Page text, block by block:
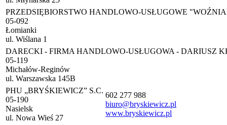
PRZEDSIĘBIORSTWO HANDLOWO-USŁUGOWE
05-092
Łomianki
ul. Wiślana 1
DARECKI - FIRMA HANDLOWO-USŁUGOWA - DARIUSZ
05-119
Michałów-Reginów
ul. Warszawska 145B
PHU „BRYŚKIEWICZ” S.C.
05-190
Nasielsk
ul. Nowa Wieś 27
602 277 988
biuro@bryskiewicz.pl
www.bryskiewicz.pl